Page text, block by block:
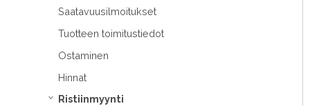
Saatavuusilmoitukset
Tuotteen toimitustiedot
Ostaminen
Hinnat
›
Ristiinmyynti